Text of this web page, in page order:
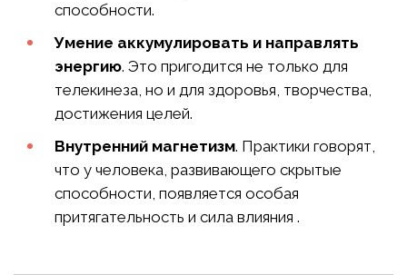
способности.
Умение аккумулировать и направлять
энергию. Это пригодится не только для
телекинеза, но и для здоровья, творчества,
достижения целей.
Внутренний магнетизм. Практики говорят,
что у человека, развивающего скрытые
способности, появляется особая
притягательность и сила влияния .